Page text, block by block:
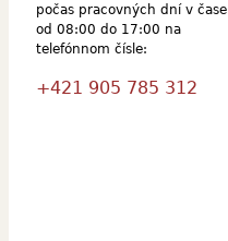
počas pracovných dní v čase
od 08:00 do 17:00 na
telefónnom čísle:
+421 905 785 312